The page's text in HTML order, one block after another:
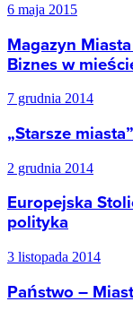
6 maja 2015
Magazyn
Biznes w
7 grudnia 2014
„Starsze
2 grudnia 2014
Europejska
polityka
3 listopada 2014
Państwo –